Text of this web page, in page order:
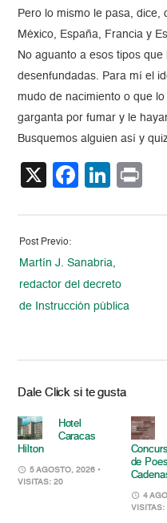
Pero lo mismo le pasa, dice,
México, España, Francia y
No aguanto a esos tipos
desenfundadas. Para mí el
mudo de nacimiento o que
garganta por fumar y le
Busquemos alguien así y
X
Post Previo:
Martín J. Sanabria,
redactor del decreto
de Instrucción pública
Dale Click si te gusta
Hotel
Caracas
Hilton
5 AGOSTO, 2026 •
VISITAS: 20
de
4
VISITAS: